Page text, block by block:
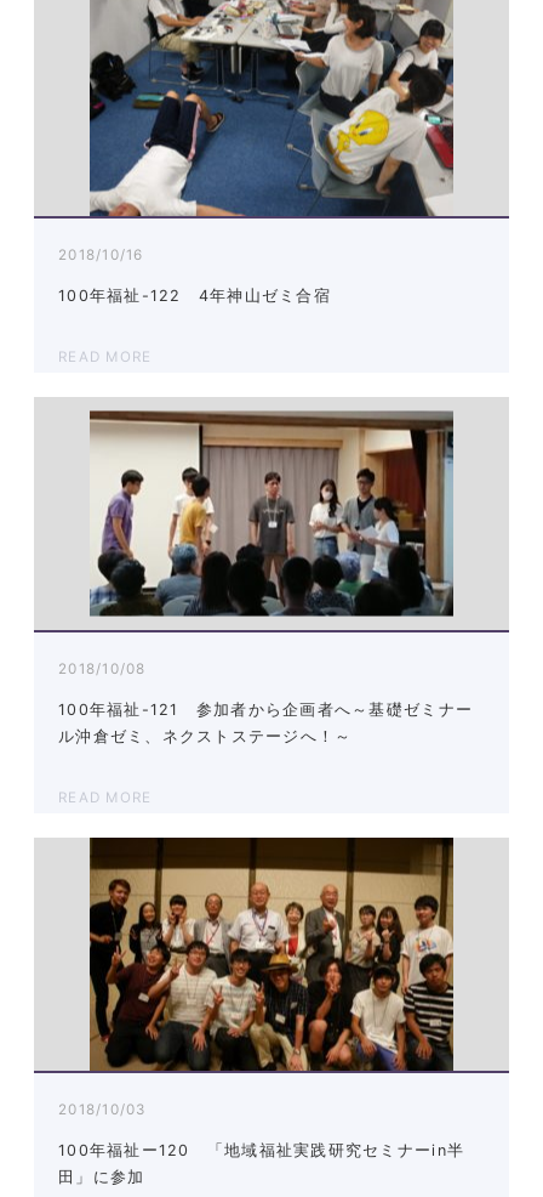
2018/10/16
100年福祉-122 4年神山ゼミ合宿
READ MORE
2018/10/08
100年福祉-121 参加者から企画者へ～基礎ゼミナー
ル沖倉ゼミ、ネクストステージへ！～
READ MORE
2018/10/03
100年福祉ー120 「地域福祉実践研究セミナーin半
田」に参加